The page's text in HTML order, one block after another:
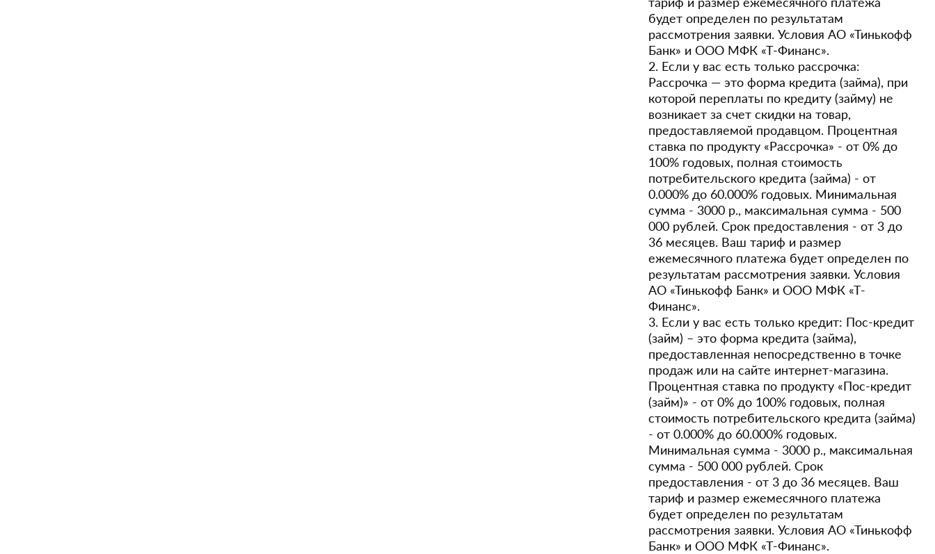
будет определен по результатам
рассмотрения заявки. Условия АО «Тинькофф
Банк» и ООО МФК «Т-Финанс».
2. Если у вас есть только рассрочка:
Рассрочка — это форма кредита (займа), при
которой переплаты по кредиту (займу) не
возникает за счет скидки на товар,
предоставляемой продавцом. Процентная
ставка по продукту «Рассрочка» - от 0% до
100% годовых, полная стоимость
потребительского кредита (займа) - от
0.000% до 60.000% годовых. Минимальная
сумма - 3000 р., максимальная сумма - 500
000 рублей. Срок предоставления - от 3 до
36 месяцев. Ваш тариф и размер
ежемесячного платежа будет определен по
результатам рассмотрения заявки. Условия
АО «Тинькофф Банк» и ООО МФК «Т-
Финанс».
3. Если у вас есть только кредит: Пос-кредит
(займ) – это форма кредита (займа),
предоставленная непосредственно в точке
продаж или на сайте интернет-магазина.
Процентная ставка по продукту «Пос-кредит
(займ)» - от 0% до 100% годовых, полная
стоимость потребительского кредита (займа)
- от 0.000% до 60.000% годовых.
Минимальная сумма - 3000 р., максимальная
сумма - 500 000 рублей. Срок
предоставления - от 3 до 36 месяцев. Ваш
тариф и размер ежемесячного платежа
будет определен по результатам
рассмотрения заявки. Условия АО «Тинькофф
Банк» и ООО МФК «Т-Финанс».